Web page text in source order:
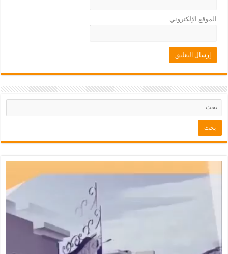
الموقع الإلكتروني